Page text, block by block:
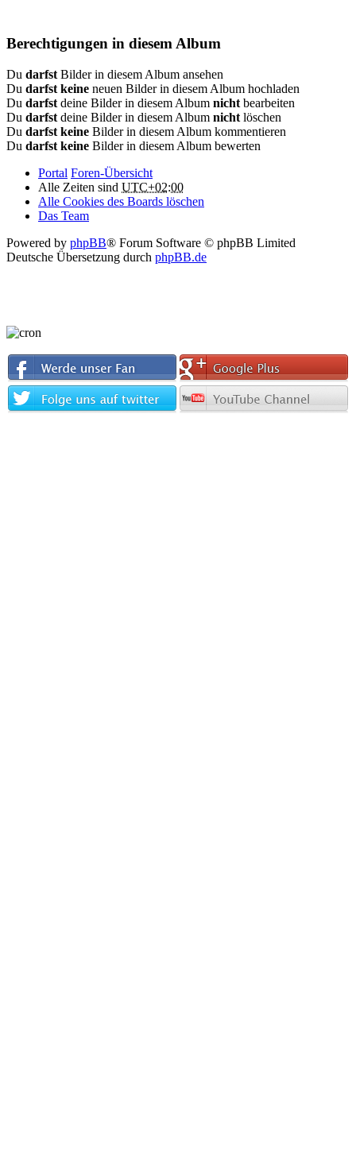
Berechtigungen in diesem Album
Du darfst Bilder in diesem Album ansehen
Du darfst keine neuen Bilder in diesem Album hochladen
Du darfst deine Bilder in diesem Album nicht bearbeiten
Du darfst deine Bilder in diesem Album nicht löschen
Du darfst keine Bilder in diesem Album kommentieren
Du darfst keine Bilder in diesem Album bewerten
Portal Foren-Übersicht
Alle Zeiten sind UTC+02:00
Alle Cookies des Boards löschen
Das Team
Powered by phpBB® Forum Software © phpBB Limited
Deutsche Übersetzung durch phpBB.de